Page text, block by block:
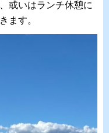
或いはランチ休憩に
ます。